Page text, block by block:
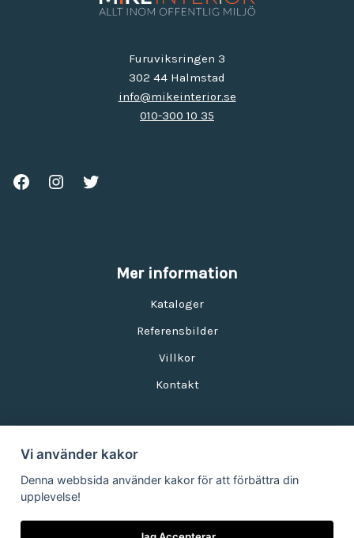
Furuviksringen 3
302 44 Halmstad
info@mikeinterior.se
010-300 10 35
Mer information
Kataloger
Referensbilder
Villkor
Kontakt
Vi använder kakor
Denna webbsida använder kakor för att förbättra din
upplevelse!